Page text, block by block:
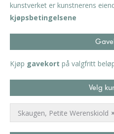
kunstverket er kunstnerens
kjøpsbetingelsene
Kjøp gavekort på valgfritt
Velg
×
Skaugen, Petite Werenskiold